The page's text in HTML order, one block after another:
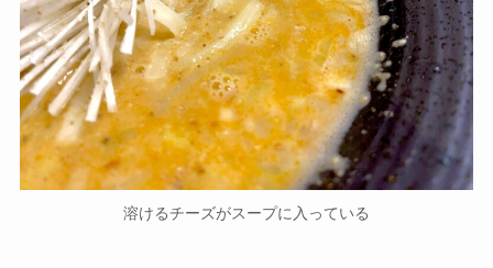
溶けるチーズがスープに入っている